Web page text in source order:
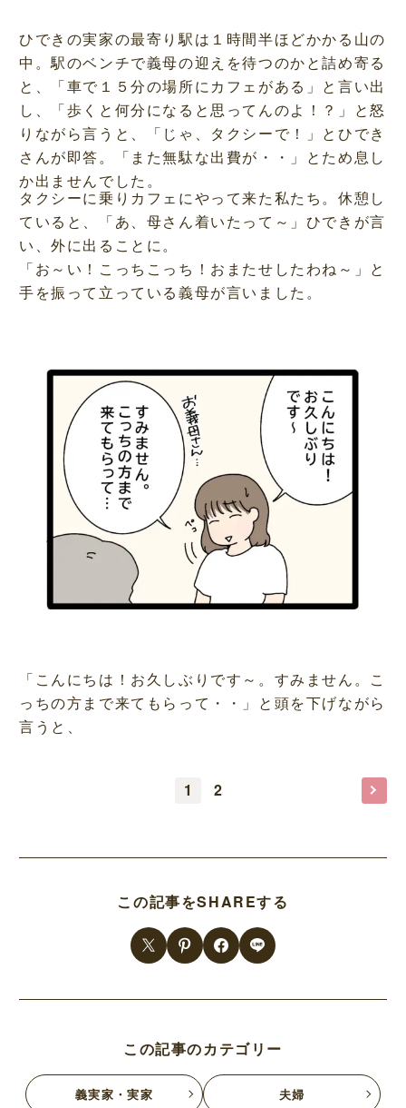
ひできの実家の最寄り駅は１時間半ほどかかる山の
中。駅のベンチで義母の迎えを待つのかと詰め寄る
と、「車で１５分の場所にカフェがある」と言い出
し、「歩くと何分になると思ってんのよ！？」と怒
りながら言うと、「じゃ、タクシーで！」とひでき
さんが即答。「また無駄な出費が・・」とため息し
か出ませんでした。
タクシーに乗りカフェにやって来た私たち。休憩し
ていると、「あ、母さん着いたって～」ひできが言
い、外に出ることに。
「お～い！こっちこっち！おまたせしたわね～」と
手を振って立っている義母が言いました。
「こんにちは！お久しぶりです～。すみません。こ
っちの方まで来てもらって・・」と頭を下げながら
言うと、
1 2
この記事をSHAREする
この記事のカテゴリー
義実家・実家 夫婦